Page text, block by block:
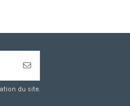
du site.